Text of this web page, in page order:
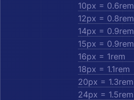
10px = 0.6rem
12px = 0.8rem
14px = 0.9rem
15px = 0.9rem
16px = 1rem
18px = 1.1rem
20px = 1.3rem
24px = 1.5rem